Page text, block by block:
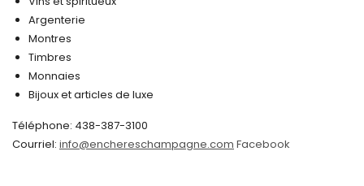
septembre 2024
août 2024
mai 2024
avril 2024
Argenterie
Montres
Timbres
Monnaies
Bijoux et articles de luxe
Téléphone: 438-387-3100
Courriel: info@enchereschampagne.com Facebook